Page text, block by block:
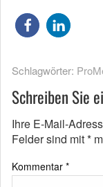
Schlagwörter:
Schreiben Sie
Ihre E-Mail-
Felder sind mit*
Kommentar *